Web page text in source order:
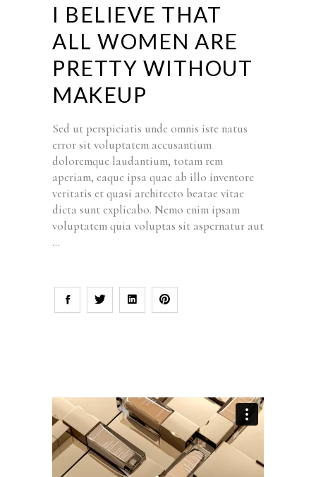
I BELIEVE THAT
ALL WOMEN ARE
PRETTY WITHOUT
MAKEUP
Sed ut perspiciatis unde omnis iste natus
error sit voluptatem accusantium
doloremque laudantium, totam rem
aperiam, eaque ipsa quae ab illo inventore
veritatis et quasi architecto beatae vitae
dicta sunt explicabo. Nemo enim ipsam
voluptatem quia voluptas sit aspernatur aut